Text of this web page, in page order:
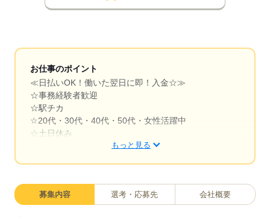
お仕事のポイント
≪日払いOK！働いた翌日に即！入金☆≫
☆事務経験者歓迎
☆駅チカ
☆20代・30代・40代・50代・女性活躍中
☆土日休み
★無料駐車場完備！
※60歳～雇止め制度あり※有期雇用
もっと見る
募集内容 選考・応募先 会社概要